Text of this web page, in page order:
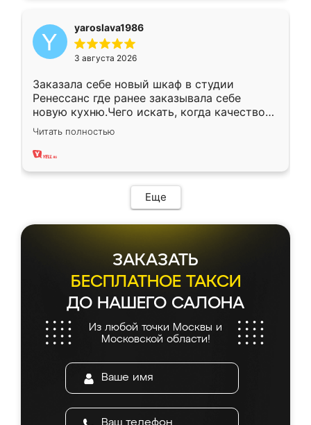
yaroslava1986
3 августа 2026
Заказала себе новый шкаф в студии
Ренессанс где ранее заказывала себе
новую кухню.Чего искать, когда качеством
вполне довольна. Служит кухня уже почти
два года, нареканий нет.
Читать полностью
Еще
ЗАКАЗАТЬ
БЕСПЛАТНОЕ ТАКСИ
ДО НАШЕГО САЛОНА
Из любой точки Москвы и
Московской области!